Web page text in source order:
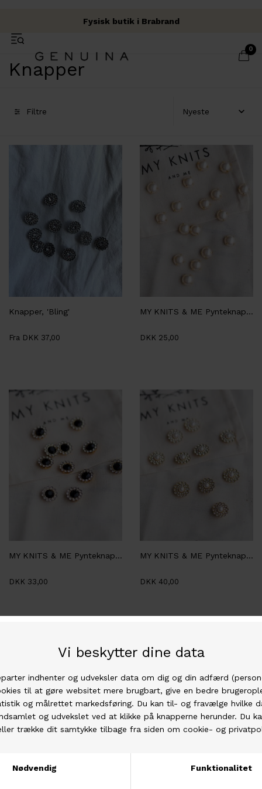
Fri fragt over 500 kr.
Fysisk butik i Brabrand
Garn & Håndværk
0
Knapper
Filtre
Knapper, 'Bling'
Fra DKK 37,00
MY KNITS & ME Pynteknap, perle
DKK 25,00
MY KNITS & ME Pynteknap, 'Bling' med sort sten
DKK 33,00
MY KNITS & ME Pynteknap, 'Bling' med perle
DKK 40,00